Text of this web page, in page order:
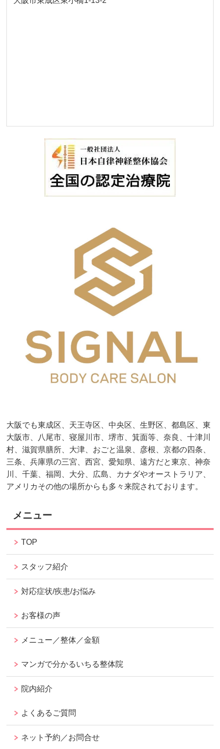
大阪でも東成区、天王寺区、中央区、生野区、都島区、東
大阪市、八尾市、寝屋川市、堺市、箕面等、奈良、十津川
村、滋賀県膳所、大津、おごと温泉、彦根、京都の四条、
三条、兵庫県の三宮、西宮、愛知県、遠方だと東京、神奈
川、千葉、福岡、大分、広島、カナダやオーストラリア、
アメリカその他の場所からも多々来院されております。
メニュー
TOP
スタッフ紹介
対応症状/疾患/お悩み
お客様の声
メニュー／整体／金額
マンガで分かるいちる整体院
院内紹介
よくあるご質問
ネット予約／お問合せ